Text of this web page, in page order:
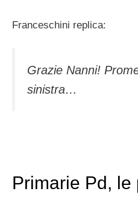
Franceschini replica:
Grazie Nanni!
sinistra…
Primarie Pd,